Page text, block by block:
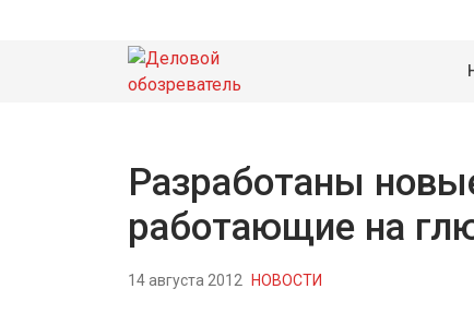
Разработаны
работающие на
14 августа 2012 НОВОСТИ